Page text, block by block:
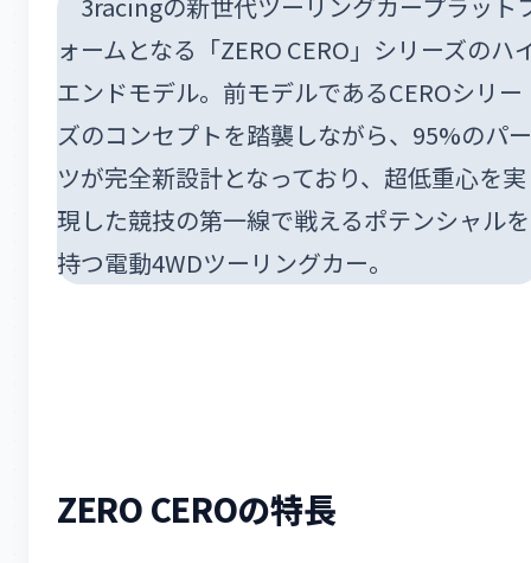
ォームとなる「ZERO CERO」シリーズのハ
エンドモデル。前モデルであるCEROシリー
ズのコンセプトを踏襲しながら、95%のパー
ツが完全新設計となっており、超低重心を実
現した競技の第一線で戦えるポテンシャルを
持つ電動4WDツーリングカー。
ZERO CEROの特長